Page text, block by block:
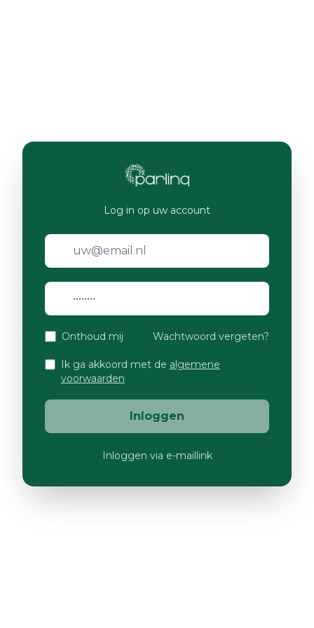
Log in op uw account
Onthoud mij Wachtwoord vergeten?
Ik ga akkoord met de algemene
voorwaarden
Inloggen
Inloggen via e-maillink